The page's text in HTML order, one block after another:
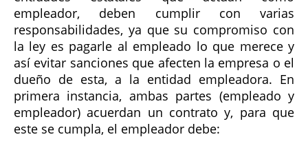
empleador, deben cumplir con varias
responsabilidades, ya que su compromiso con
la ley es pagarle al empleado lo que merece y
así evitar sanciones que afecten la empresa o el
dueño de esta, a la entidad empleadora. En
primera instancia, ambas partes (empleado y
empleador) acuerdan un contrato y, para que
este se cumpla, el empleador debe: